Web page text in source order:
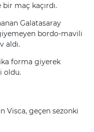
maç kaçırdı.
Galatasaray
bordo-mavili
aldı.
forma giyerek
oldu.
Visca, geçen sezonki